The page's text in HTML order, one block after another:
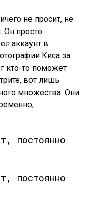
не просит, не
Он просто
аккаунт в
Киса за
кто-то поможет
вот лишь
множества. Они